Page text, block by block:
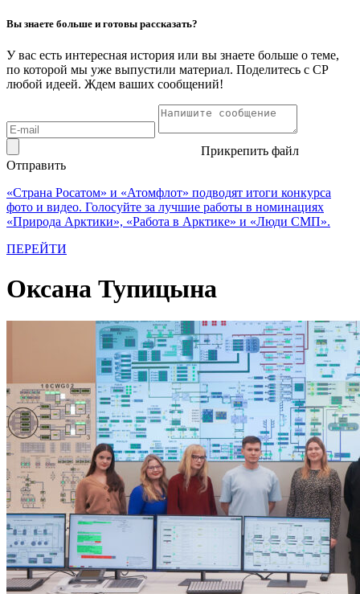
Вы знаете больше и готовы рассказать?
У вас есть интересная история или вы знаете больше о теме,
по которой мы уже выпустили материал. Поделитесь с СР
любой идеей. Ждем ваших сообщений!
Прикрепить файл
Отправить
«Страна Росатом» и «Атомфлот» подводят итоги конкурса
фото и видео. Голосуйте за лучшие работы в номинациях
«Природа Арктики», «Работа в Арктике» и «Люди СМП».
ПЕРЕЙТИ
Оксана Тупицына